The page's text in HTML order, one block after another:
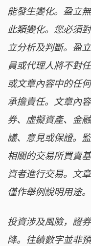
能發生變化。盈立
此類變化。您必須
立分析及判斷。盈
員或代理人將不對
或文章內容中的任
承擔責任。文章內
券、虛擬資產、金
議、意見或保證。
相關的交易所買賣
資者進行交易。文
僅作舉例說明用途。
投資涉及風險，證
降。往績數字並非